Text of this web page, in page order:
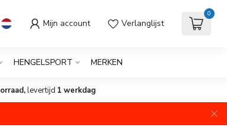
Mijn account Verlanglijst
0
HENGELSPORT MERKEN
levertijd 1 werkdag